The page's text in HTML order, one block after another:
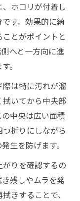
ホコリが付着し
す。効果的に綺
とがポイントと
へと一方向に進
。
は特に汚れが溜
いてから中央部
中央は広い面積
折りにしながら
生を防げます。
りを確認するの
残しやムラを発
きすることで、